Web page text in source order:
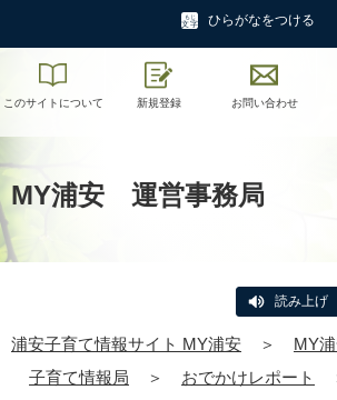
ひらがなをつける
このサイトについて 新規登録 お問い合わせ
MY浦安 運営事務局
読み上げ
浦安子育て情報サイト MY浦安 ＞ MY
子育て情報局
＞ おでかけレポート